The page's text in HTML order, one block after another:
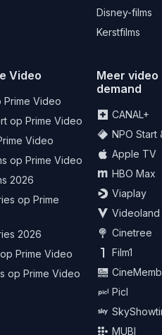
Disney-films
Kerstfilms
Video
Prime Video
op Prime Video
Video
op Prime Video
2026
op Prime
2026
Prime Video
op Prime Video
Meer video
demand
CANAL+
NPO Start
Apple TV
HBO Max
Viaplay
Videoland
Cinetree
Film1
Picl
MUBI